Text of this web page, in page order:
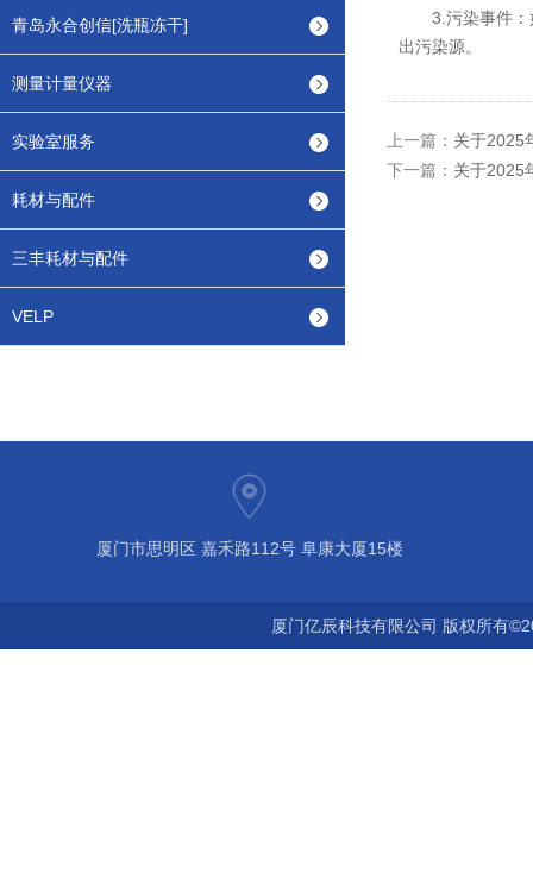
青岛永合创信[洗瓶冻干]
测量计量仪器
实验室服务
耗材与配件
三丰耗材与配件
VELP
3.污染事件：如
出污染源。
上一篇： 关于2025
下一篇： 关于2025
厦门市思明区 嘉禾路112号 阜康大厦15楼
厦门亿辰科技有限公司 版权所有